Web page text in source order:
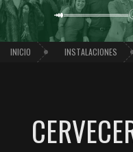
INICIO INSTALACIONES